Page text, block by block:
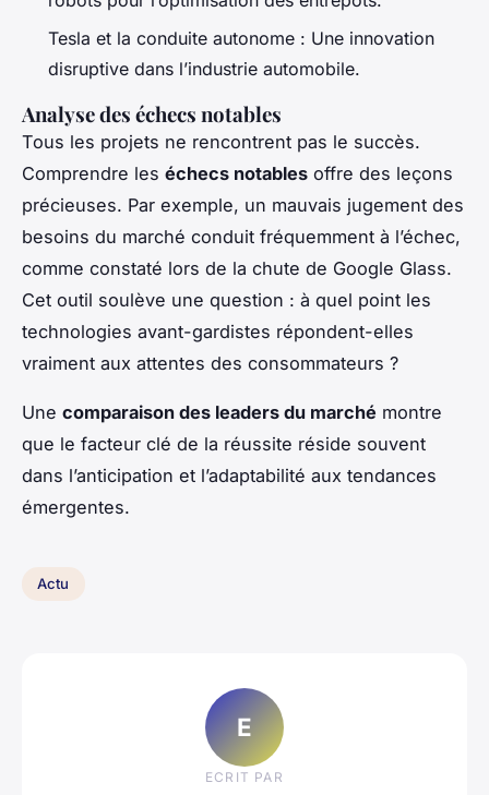
Tesla et la conduite autonome : Une innovation
disruptive dans l’industrie automobile.
Analyse des échecs notables
Tous les projets ne rencontrent pas le succès.
Comprendre les échecs notables offre des leçons
précieuses. Par exemple, un mauvais jugement des
besoins du marché conduit fréquemment à l’échec,
comme constaté lors de la chute de Google Glass.
Cet outil soulève une question : à quel point les
technologies avant-gardistes répondent-elles
vraiment aux attentes des consommateurs ?
Une comparaison des leaders du marché montre
que le facteur clé de la réussite réside souvent
dans l’anticipation et l’adaptabilité aux tendances
émergentes.
Actu
E
ECRIT PAR